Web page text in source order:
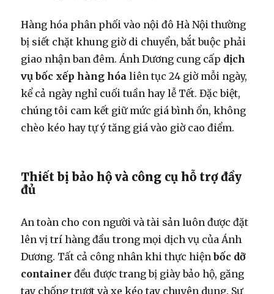
Hàng hóa phân phối vào nội đô Hà Nội thường
bị siết chặt khung giờ di chuyển, bắt buộc phải
giao nhận ban đêm. Ánh Dương cung cấp dịch
vụ bốc xếp hàng hóa liên tục 24 giờ mỗi ngày,
kể cả ngày nghỉ cuối tuần hay lễ Tết. Đặc biệt,
chúng tôi cam kết giữ mức giá bình ổn, không
chèo kéo hay tự ý tăng giá vào giờ cao điểm.
Thiết bị bảo hộ và công cụ hỗ trợ đầy
đủ
An toàn cho con người và tài sản luôn được đặt
lên vị trí hàng đầu trong mọi dịch vụ của Ánh
Dương. Tất cả công nhân khi thực hiệnbốc dỡ
container đều được trang bị giày bảo hộ, găng
tay chống trượt và xe kéo tay chuyên dụng. Sự